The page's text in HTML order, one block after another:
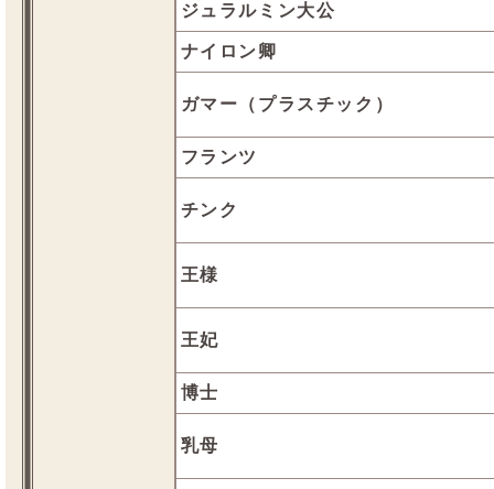
ジュラルミン大公
ナイロン卿
ガマー（プラスチック）
フランツ
チンク
王様
王妃
博士
乳母